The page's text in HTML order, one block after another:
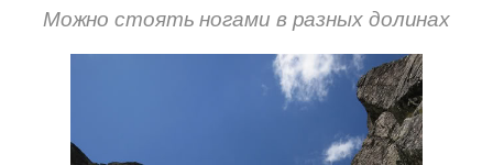
Можно стоять ногами в разных долинах